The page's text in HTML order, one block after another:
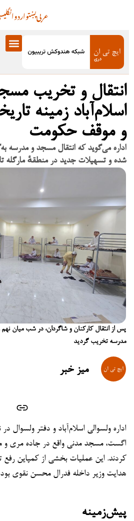
اردوپښتوعربی
انتقال و تخریب
اسلام‌آباد زمینه
و موقف حکومت
اداره می‌گوید که انتقال مسجد و مدرسه
شده و تسهیلات جدید در منطقهٔ مارگله
پس از انتقال کارکنان و شاگردان، در شب میان
مدرسه تخریب گردید
میز خبر
اگست، مسجد مدنی واقع در جاده مری و
کردند. این عملیات بخشی از کمپاین رفع
هدایت وزیر داخله فدرال محسن نقوی بود
پیش‌زمینه